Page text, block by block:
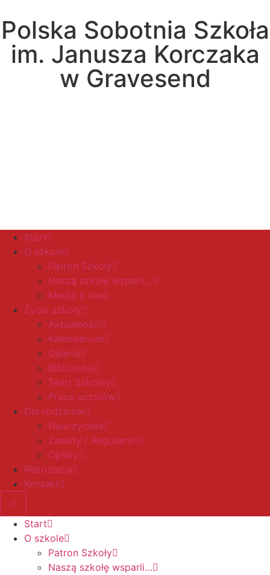
Polska Sobotnia Szkoła
im. Janusza Korczaka
w Gravesend
Start
O szkole
Patron Szkoły
Naszą szkołę wsparli…
Media o nas
Życie szkoły
Aktualności
Kalendarium
Galeria
Biblioteka
Teatr Szkolny
Prace uczniów
Dla rodziców
Nauczyciele
Zasady / Regulamin
Opłaty
Rekrutacja
Kontakt
Start
O szkole
Patron Szkoły
Naszą szkołę wsparli…